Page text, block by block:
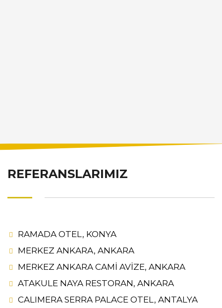
REFERANSLARIMIZ
RAMADA OTEL, KONYA
MERKEZ ANKARA, ANKARA
MERKEZ ANKARA CAMİ AVİZE, ANKARA
ATAKULE NAYA RESTORAN, ANKARA
CALIMERA SERRA PALACE OTEL, ANTALYA